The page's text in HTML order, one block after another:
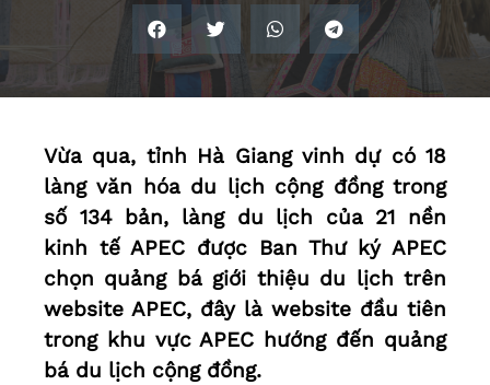
Vừa qua, tỉnh Hà Giang vinh dự có 18
làng văn hóa du lịch cộng đồng trong
số 134 bản, làng du lịch của 21 nền
kinh tế APEC được Ban Thư ký APEC
chọn quảng bá giới thiệu du lịch trên
website APEC, đây là website đầu tiên
trong khu vực APEC hướng đến quảng
bá du lịch cộng đồng.